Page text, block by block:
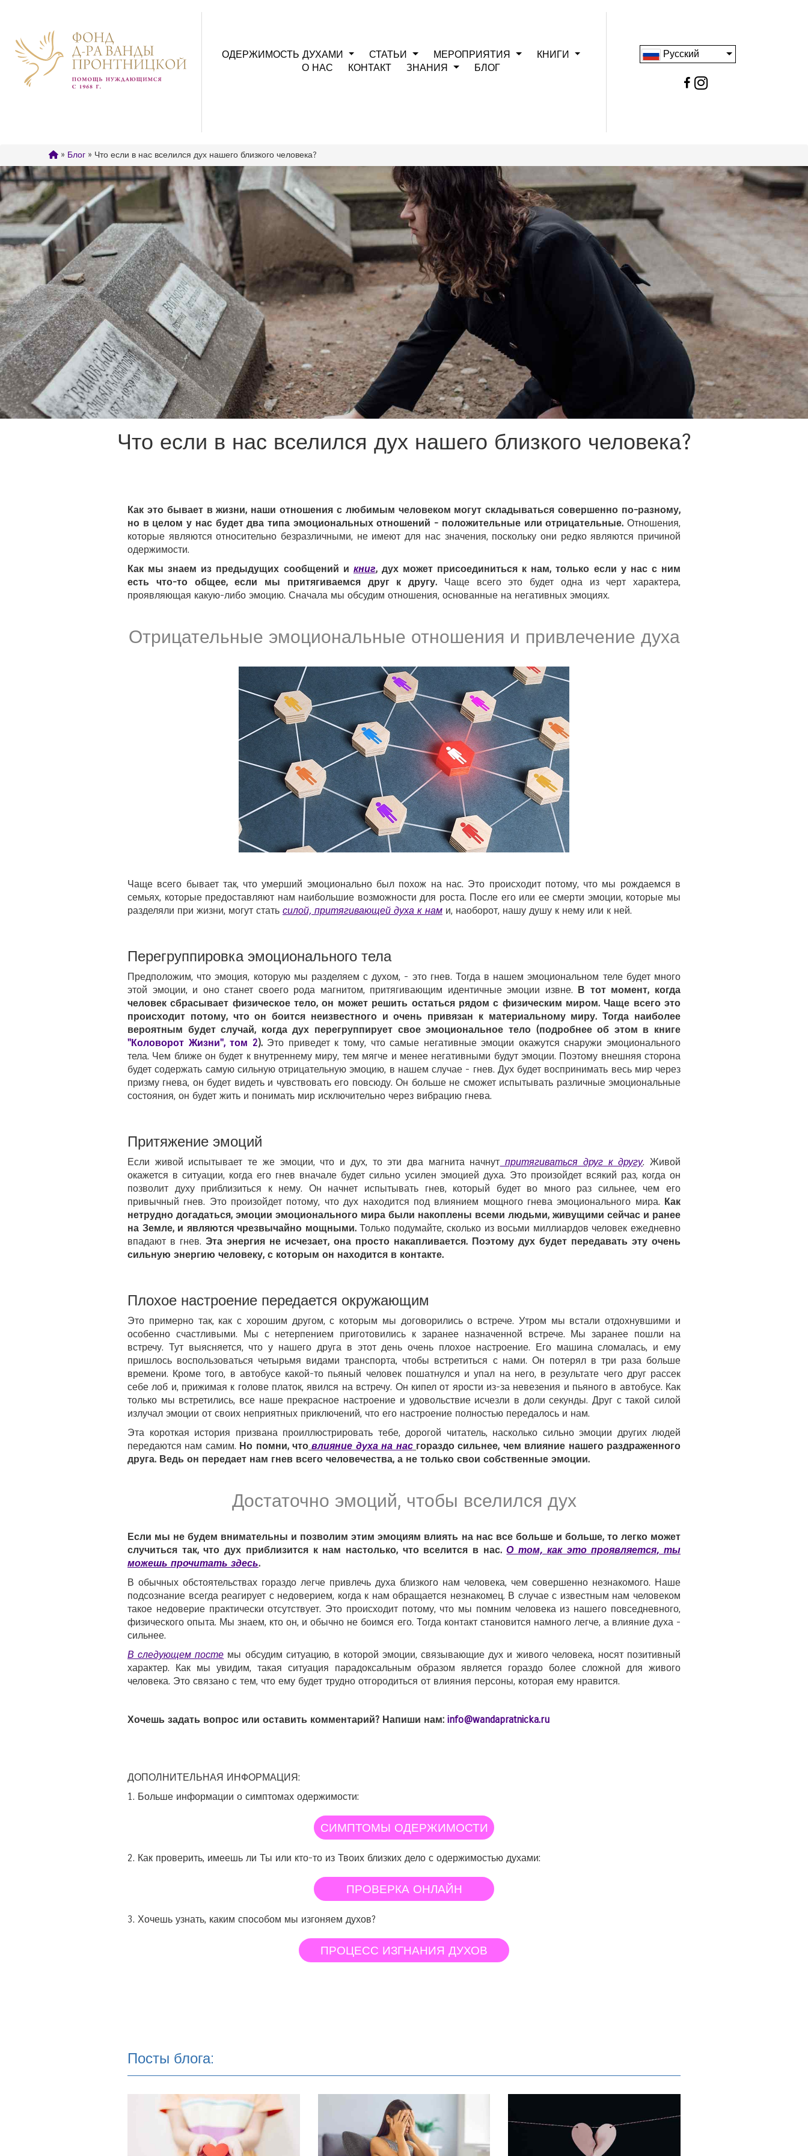
ОДЕРЖИМОСТЬ ДУХАМИ СТАТЬИ МЕРОПРИЯТИЯ
КНИГИ
О НАС
КОНТАКТ ЗНАНИЯ БЛОГ
Русский
» Блог» Что если в нас вселился дух нашего близкого человека?
Что если в нас вселился дух нашего близкого человека?
Как это бывает в жизни, наши отношения с любимым человеком могут складываться совершенно по-разному,
но в целом у нас будет два типа эмоциональных отношений - положительные или отрицательные. Отношения,
которые являются относительно безразличными, не имеют для нас значения, поскольку они редко являются причиной
одержимости.
Как мы знаем из предыдущих сообщений и книг, дух может присоединиться к нам, только если у нас с ним
есть что-то общее, если мы притягиваемся друг к другу. Чаще всего это будет одна из черт характера,
проявляющая какую-либо эмоцию. Сначала мы обсудим отношения, основанные на негативных эмоциях.
Отрицательные эмоциональные отношения и привлечение духа
Чаще всего бывает так, что умерший эмоционально был похож на нас. Это происходит потому, что мы рождаемся в
семьях, которые предоставляют нам наибольшие возможности для роста. После его или ее смерти эмоции, которые мы
разделяли при жизни, могут стать силой, притягивающей духа к нам и, наоборот, нашу душу к нему или к ней.
Перегруппировка эмоционального тела
Предположим, что эмоция, которую мы разделяем с духом, - это гнев. Тогда в нашем эмоциональном теле будет много
этой эмоции, и оно станет своего рода магнитом, притягивающим идентичные эмоции извне. В тот момент, когда
человек сбрасывает физическое тело, он может решить остаться рядом с физическим миром. Чаще всего это
происходит потому, что он боится неизвестного и очень привязан к материальному миру. Тогда наиболее
вероятным будет случай, когда дух перегруппирует свое эмоциональное тело (подробнее об этом в книге
"Коловорот Жизни", том 2).Это приведет к тому, что самые негативные эмоции окажутся снаружи эмоционального
тела. Чем ближе он будет к внутреннему миру, тем мягче и менее негативными будут эмоции. Поэтому внешняя сторона
будет содержать самую сильную отрицательную эмоцию, в нашем случае - гнев. Дух будет воспринимать весь мир через
призму гнева, он будет видеть и чувствовать его повсюду. Он больше не сможет испытывать различные эмоциональные
состояния, он будет жить и понимать мир исключительно через вибрацию гнева.
Притяжение эмоций
Если живой испытывает те же эмоции, что и дух, то эти два магнита начнут притягиваться друг к другу. Живой
окажется в ситуации, когда его гнев вначале будет сильно усилен эмоцией духа. Это произойдет всякий раз, когда он
позволит духу приблизиться к нему. Он начнет испытывать гнев, который будет во много раз сильнее, чем его
привычный гнев. Это произойдет потому, что дух находится под влиянием мощного гнева эмоционального мира. Как
нетрудно догадаться, эмоции эмоционального мира были накоплены всеми людьми, живущими сейчас и ранее
на Земле, и являются чрезвычайно мощными.Только подумайте, сколько из восьми миллиардов человек ежедневно
впадают в гнев. Эта энергия не исчезает, она просто накапливается. Поэтому дух будет передавать эту очень
сильную энергию человеку, с которым он находится в контакте.
Плохое настроение передается окружающим
Это примерно так, как с хорошим другом, с которым мы договорились о встрече. Утром мы встали отдохнувшими и
особенно счастливыми. Мы с нетерпением приготовились к заранее назначенной встрече. Мы заранее пошли на
встречу. Тут выясняется, что у нашего друга в этот день очень плохое настроение. Его машина сломалась, и ему
пришлось воспользоваться четырьмя видами транспорта, чтобы встретиться с нами. Он потерял в три раза больше
времени. Кроме того, в автобусе какой-то пьяный человек пошатнулся и упал на него, в результате чего друг рассек
себе лоб и, прижимая к голове платок, явился на встречу. Он кипел от ярости из-за невезения и пьяного в автобусе. Как
только мы встретились, все наше прекрасное настроение и удовольствие исчезли в доли секунды. Друг с такой силой
излучал эмоции от своих неприятных приключений, что его настроение полностью передалось и нам.
Эта короткая история призвана проиллюстрировать тебе, дорогой читатель, насколько сильно эмоции других людей
передаются нам самим. Но помни, что влияние духа на нас гораздо сильнее, чем влияние нашего раздраженного
друга. Ведь он передает нам гнев всего человечества, а не только свои собственные эмоции.
Достаточно эмоций, чтобы вселился дух
Если мы не будем внимательны и позволим этим эмоциям влиять на нас все больше и больше, то легко может
случиться так, что дух приблизится к нам настолько, что вселится в нас.О том, как это проявляется, ты
можешь прочитать здесь.
В обычных обстоятельствах гораздо легче привлечь духа близкого нам человека, чем совершенно незнакомого. Наше
подсознание всегда реагирует с недоверием, когда к нам обращается незнакомец. В случае с известным нам человеком
такое недоверие практически отсутствует. Это происходит потому, что мы помним человека из нашего повседневного,
физического опыта. Мы знаем, кто он, и обычно не боимся его. Тогда контакт становится намного легче, а влияние духа -
сильнее.
В следующем посте мы обсудим ситуацию, в которой эмоции, связывающие дух и живого человека, носят позитивный
характер. Как мы увидим, такая ситуация парадоксальным образом является гораздо более сложной для живого
человека. Это связано с тем, что ему будет трудно отгородиться от влияния персоны, которая ему нравится.
Хочешь задать вопрос или оставить комментарий? Напиши нам: info@wandapratnicka.ru
ДОПОЛНИТЕЛЬНАЯ ИНФОРМАЦИЯ:
1. Больше информации о симптомах одержимости:
СИМПТОМЫ ОДЕРЖИМОСТИ
2. Как проверить, имеешь ли Ты или кто-то из Твоих близких дело с одержимостью духами:
ПРОВЕРКА ОНЛАЙН
3. Хочешь узнать, каким способом мы изгоняем духов?
ПРОЦЕСС ИЗГНАНИЯ ДУХОВ
Посты блога: